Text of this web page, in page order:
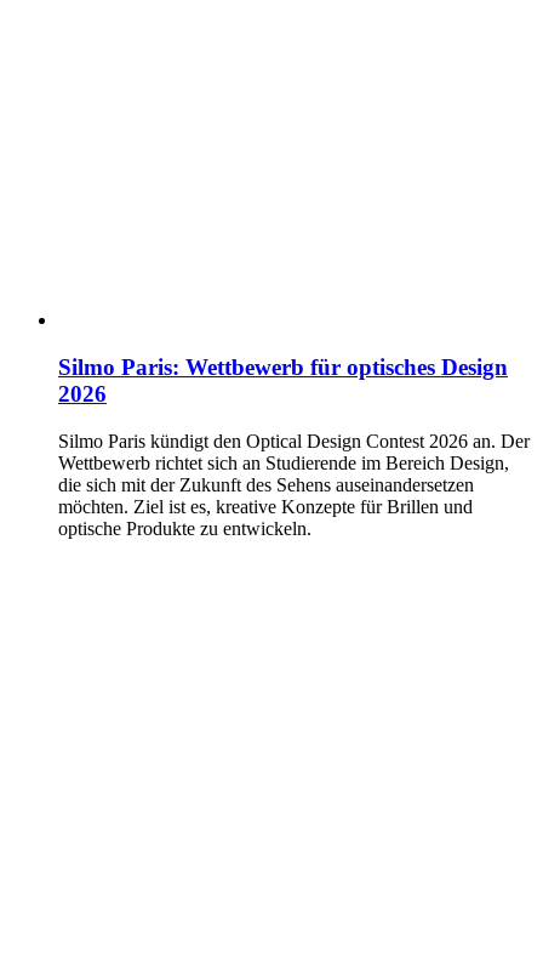
Silmo Paris: Wettbewerb für optisches Design
2026
Silmo Paris kündigt den Optical Design Contest 2026 an. Der
Wettbewerb richtet sich an Studierende im Bereich Design,
die sich mit der Zukunft des Sehens auseinandersetzen
möchten. Ziel ist es, kreative Konzepte für Brillen und
optische Produkte zu entwickeln.